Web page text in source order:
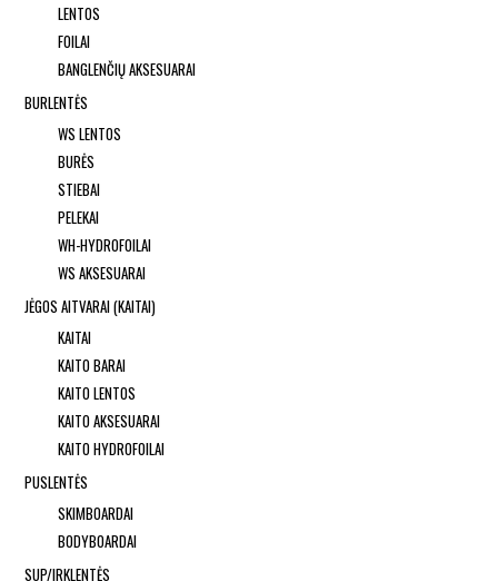
LENTOS
FOILAI
BANGLENČIŲ AKSESUARAI
BURLENTĖS
WS LENTOS
BURĖS
STIEBAI
PELEKAI
WH-HYDROFOILAI
WS AKSESUARAI
JĖGOS AITVARAI (KAITAI)
KAITAI
KAITO BARAI
KAITO LENTOS
KAITO AKSESUARAI
KAITO HYDROFOILAI
PUSLENTĖS
SKIMBOARDAI
BODYBOARDAI
SUP/IRKLENTĖS